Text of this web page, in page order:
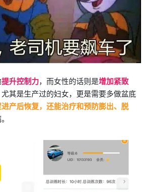
提升控制力，而女性的话则是增加紧致
尤其是生产过的妇女，更是需要多做盆底
产后恢复，还能治疗和预防膨出、脱